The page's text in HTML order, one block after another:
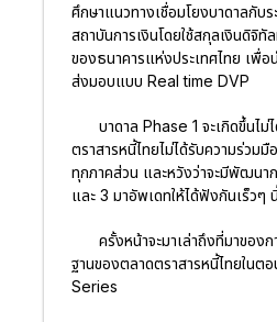
ศึกษาแนวทางเชื่อมโยงบาดาลกับร
สถาบันการเงินโดยใช้สกุลเงินดิจิ
ของธนาคารแห่งประเทศไทย เพื่อ
ส่งมอบแบบ Real time DVP
บาดาล Phase 1 จะเกิดขึ้นไม่
ตราสารหนี้ไทยไม่ได้รับความร่วม
ทุกภาคส่วน และหวังว่าจะมีพัฒนา
และ 3 มาอัพเดทให้ได้ฟังกันเร็วๆ
ครั้งหน้าจะมาเล่าถึงที่มาของ
ฐานของตลาดตราสารหนี้ไทยในต
Series